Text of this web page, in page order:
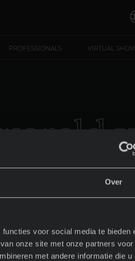
Over
voor social media te bieden
onze site met onze partners
met andere informatie die u
PROFESSIONALS VIRTUAL
ereld v
a